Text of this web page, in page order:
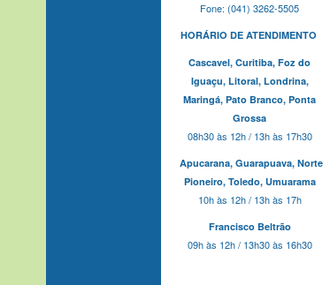
Fone: (041) 3262-5505
HORÁRIO DE ATENDIMENTO
Cascavel, Curitiba, Foz do
Iguaçu, Litoral, Londrina,
Maringá, Pato Branco, Ponta
Grossa
08h30 às 12h / 13h às 17h30
Apucarana, Guarapuava, Norte
Pioneiro, Toledo, Umuarama
10h às 12h / 13h às 17h
Francisco Beltrão
09h às 12h / 13h30 às 16h30